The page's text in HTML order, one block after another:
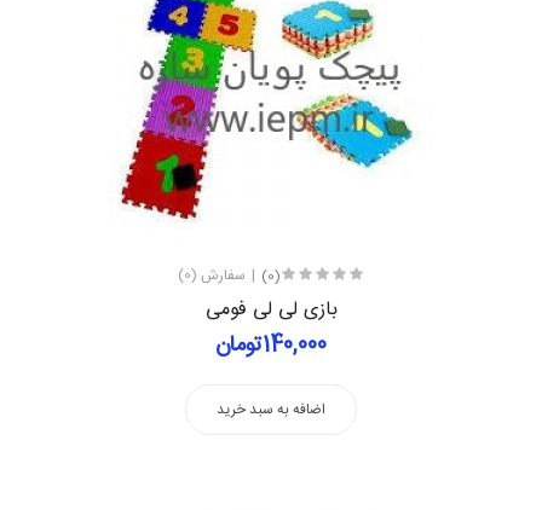
(0) سفارش (0)
بازی لی لی فومی
140,000تومان
اضافه به سبد خرید